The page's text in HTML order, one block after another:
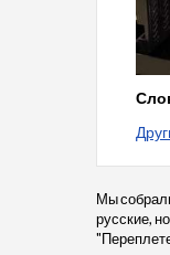
Мы
русские,